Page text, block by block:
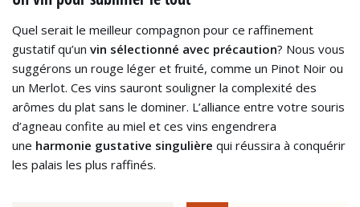
Quel serait le meilleur compagnon pour ce raffinement
gustatif qu’un vin sélectionné avec précaution? Nous vous
suggérons un rouge léger et fruité, comme un Pinot Noir ou
un Merlot. Ces vins sauront souligner la complexité des
arômes du plat sans le dominer. L’alliance entre votre souris
d’agneau confite au miel et ces vins engendrera
une harmonie gustative singulière qui réussira à conquérir
les palais les plus raffinés.